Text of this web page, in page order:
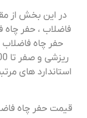
در این بخش از
فاضلاب ، حفر چاه
حفر چاه فاضلاب
استاندارد های
قیمت حفر چاه